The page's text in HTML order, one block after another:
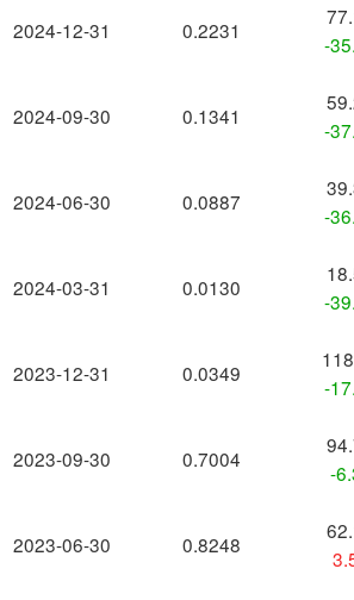
2024-12-31
2024-09-30
2024-06-30
2024-03-31
2023-12-31
2023-09-30
2023-06-30
0.2231
-
0.1341
-
0.0887
-
0.0130
-
0.0349
-
0.7004
-
0.8248